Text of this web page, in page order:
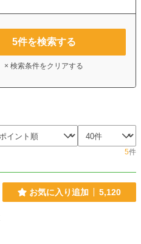
5件を検索する
× 検索条件をクリアする
5件
お気に入り追加 5,120